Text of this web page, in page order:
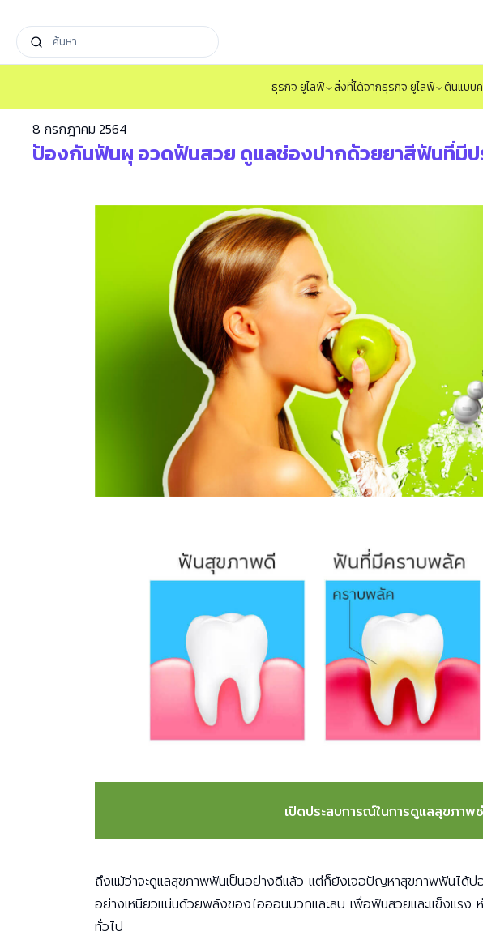
ธุรกิจ ยูไลฟ์ สิ่งที่ได้จากธุรกิจ ยูไลฟ์ ต้นแบบ
8 กรกฎาคม 2564
ป้องกันฟันผุ อวดฟันสวย ดูแลช่องปากด้วยยาสีฟันที่มีป
เปิดประสบการณ์ในการดูแลสุขภา
ถึงแม้ว่าจะดูแลสุขภาพฟันเป็นอย่างดีแล้ว แต่ก็ยังเจอปัญหาสุขภาพฟันได้บ่อ
อย่างเหนียวแน่นด้วยพลังของไอออนบวกและลบ เพื่อฟันสวยและแข็งแร
ทั่วไป